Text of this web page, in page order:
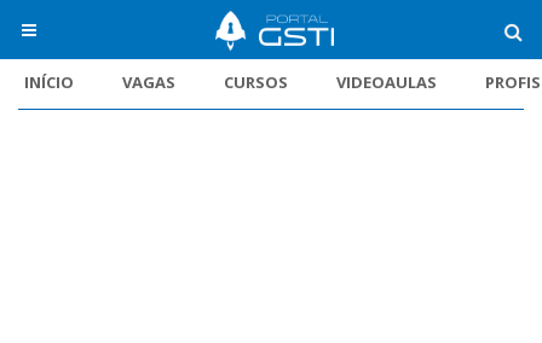
INÍCIO VAGAS CURSOS VIDEOAULAS